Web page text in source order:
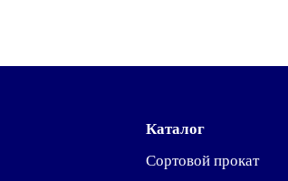
Каталог
Сортовой прокат